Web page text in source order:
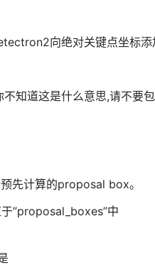
向绝对关键点坐标添
知道这是什么意思,请不要
先计算的proposal box。
”proposal_boxes”中